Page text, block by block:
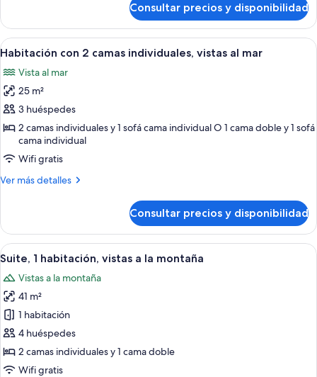
al
mar
con
camas
vistas
parciales
al
mar
Consultar precios y disponibilidad
Abrir
todas
las
fotos
de
Habitación
con
2
camas
al
mar
Habitación de hotel con cama,
6
Habitación con 2 camas individuales, vistas al mar
Vista al mar
25 m²
3 huéspedes
2 camas individuales y 1 sofá cama individual O 1 cama doble y 1 sofá
cama individual
Wifi gratis
Ver más detalles
Más
con
camas
vistas
al
mar
Consultar precios y disponibilidad
Abrir
todas
las
fotos
de
Suite,
1
habitación,
Habitación de hotel con cama,
5
Suite, 1 habitación, vistas a la montaña
Vistas a la montaña
41 m²
1 habitación
4 huéspedes
2 camas individuales y 1 cama doble
Wifi gratis